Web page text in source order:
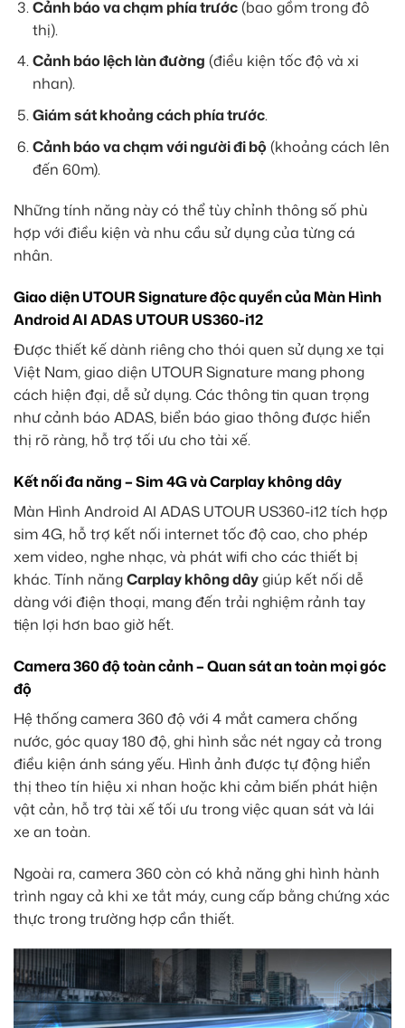
Cảnh báo va chạm phía trước(bao gồm trong đô
thị).
Cảnh báo lệch làn đường (điều kiện tốc độ và xi
nhan).
Giám sát khoảng cách phía trước.
Cảnh báo va chạm với người đi bộ (khoảng cách lên
đến 60m).
Những tính năng này có thể tùy chỉnh thông số phù
hợp với điều kiện và nhu cầu sử dụng của từng cá
nhân.
Giao diện UTOUR Signature độc quyền của Màn Hình
Android AI ADAS UTOUR US360-i12
Được thiết kế dành riêng cho thói quen sử dụng xe tại
Việt Nam, giao diện UTOUR Signature mang phong
cách hiện đại, dễ sử dụng. Các thông tin quan trọng
như cảnh báo ADAS, biển báo giao thông được hiển
thị rõ ràng, hỗ trợ tối ưu cho tài xế.
Kết nối đa năng – Sim 4G và Carplay không dây
Màn Hình Android AI ADAS UTOUR US360-i12 tích hợp
sim 4G, hỗ trợ kết nối internet tốc độ cao, cho phép
xem video, nghe nhạc, và phát wifi cho các thiết bị
khác. Tính năngCarplay không dâygiúp kết nối dễ
dàng với điện thoại, mang đến trải nghiệm rảnh tay
tiện lợi hơn bao giờ hết.
Camera 360 độ toàn cảnh – Quan sát an toàn mọi góc
độ
Hệ thống camera 360 độ với 4 mắt camera chống
nước, góc quay 180 độ, ghi hình sắc nét ngay cả trong
điều kiện ánh sáng yếu. Hình ảnh được tự động hiển
thị theo tín hiệu xi nhan hoặc khi cảm biến phát hiện
vật cản, hỗ trợ tài xế tối ưu trong việc quan sát và lái
xe an toàn.
Ngoài ra, camera 360 còn có khả năng ghi hình hành
trình ngay cả khi xe tắt máy, cung cấp bằng chứng xác
thực trong trường hợp cần thiết.